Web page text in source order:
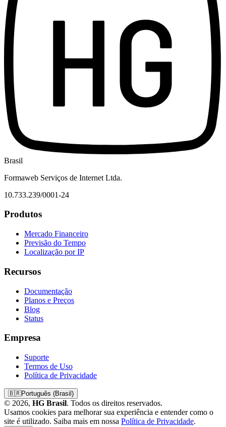
Brasil
Formaweb Serviços de Internet Ltda.
10.733.239/0001-24
Produtos
Mercado Financeiro
Previsão do Tempo
Localização por IP
Recursos
Documentação
Planos e Preços
Blog
Status
Empresa
Suporte
Termos de Uso
Política de Privacidade
🇧🇷Português (Brasil)
© 2026, HG Brasil. Todos os direitos reservados.
Usamos cookies para melhorar sua experiência e entender como o
site é utilizado. Saiba mais em nossa Política de Privacidade.